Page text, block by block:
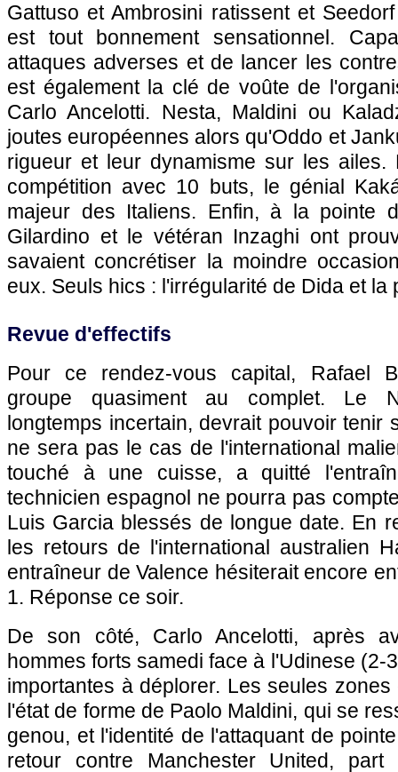
Gattuso et Ambrosini ratissent et
est tout bonnement sensationnel.
attaques adverses et de lancer les
est également la clé de voûte de
Carlo Ancelotti. Nesta, Maldini ou
joutes européennes alors qu'Oddo et
rigueur et leur dynamisme sur les ailes.
compétition avec 10 buts, le génial
majeur des Italiens. Enfin, à la pointe
Gilardino et le vétéran Inzaghi ont
savaient concrétiser la moindre
eux. Seuls hics : l'irrégularité de Dida et la
Revue d'effectifs
Pour ce rendez-vous capital, Rafael
groupe quasiment au complet. Le
longtemps incertain, devrait pouvoir tenir
ne sera pas le cas de l'international
touché à une cuisse, a quitté
technicien espagnol ne pourra pas
Luis Garcia blessés de longue date. En
les retours de l'international australien
entraîneur de Valence hésiterait encore
1. Réponse ce soir.
De son côté, Carlo Ancelotti, après
hommes forts samedi face à l'Udinese (2-
importantes à déplorer. Les seules
l'état de forme de Paolo Maldini, qui se
genou, et l'identité de l'attaquant de
retour contre Manchester United,